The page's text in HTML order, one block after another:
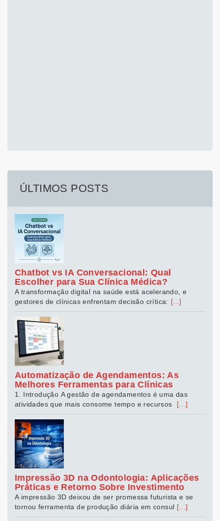
ÚLTIMOS POSTS
Chatbot vs IA Conversacional: Qual
Escolher para Sua Clínica Médica?
A transformação digital na saúde está acelerando, e
gestores de clínicas enfrentam decisão crítica: [...]
Automatização de Agendamentos: As
Melhores Ferramentas para Clínicas
1. Introdução A gestão de agendamentos é uma das
atividades que mais consome tempo e recursos
[...]
Impressão 3D na Odontologia: Aplicações
Práticas e Retorno Sobre Investimento
A impressão 3D deixou de ser promessa futurista e se
tornou ferramenta de produção diária em consul [...]